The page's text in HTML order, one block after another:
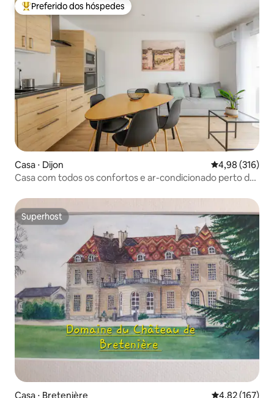
Entre os melhores preferidos dos hóspedes
Preferido dos hóspedes
Casa ⋅ Dijon 4,98 de uma
4,98 (316)
Casa com todos os confortos e ar-condicionado perto do
Superhost
Superhost
Casa ⋅ Bretenière 4,82 de uma
4,82 (167)